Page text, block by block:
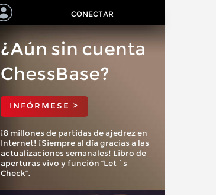
CONECTAR
¿Aún sin cuenta
ChessBase?
INFÓRMESE >
¡8 millones de partidas de ajedrez en
Internet! ¡Siempre al día gracias a las
actualizaciones semanales! Libro de
aperturas vivo y función “Let´s
Check”.